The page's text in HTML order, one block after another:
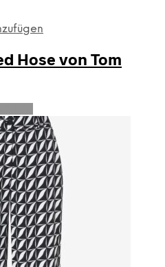
Hose von Tom
Dieses
Produkt
weist
mehrere
Varianten
auf.
Die
Optionen
können
auf
der
Produktseite
gewählt